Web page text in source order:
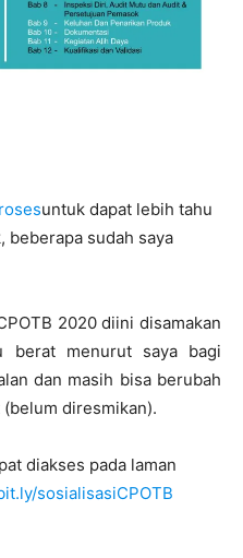
untuk dapat lebih tahu
beberapa sudah saya
2020 diini disamakan
berat menurut saya bagi
dan masih bisa berubah
diresmikan).
diakses pada laman
sosialisasiCPOTB